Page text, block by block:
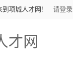
项城人才网！ 请登录
才网